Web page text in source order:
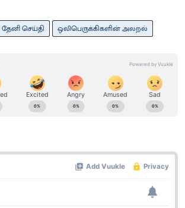
தேனி செய்தி ஒலிபெருக்கிகளின் அலறல்